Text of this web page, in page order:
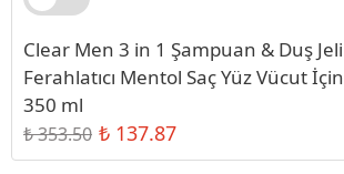
Clear Men 3 in 1 Şampuan & Duş Jeli
Ferahlatıcı Mentol Saç Yüz Vücut İçin
350 ml
₺ 353.50 ₺ 137.87